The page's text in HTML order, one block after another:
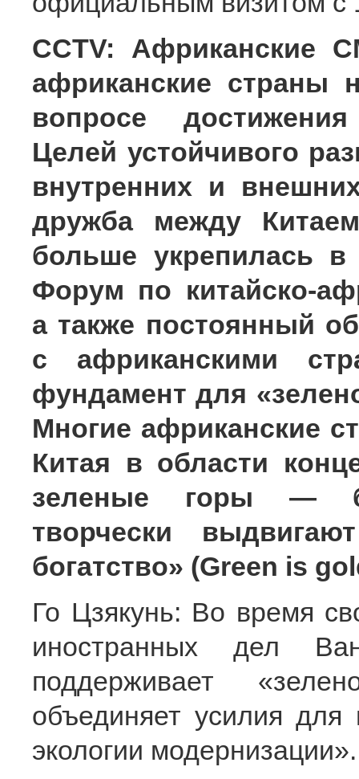
CCTV: Африканские
африканские страны
вопросе
Целей устойчивого
внутренних и
дружба между
больше укрепилась в
Форум по китайско-
а также постоянный
с африканскими
фундамент для
Многие африканские
Китая в области
зеленые горы —
творчески
богатство» (Green is
Го Цзякунь: Во время
иностранных дел
поддерживает
объединяет усилия
экологии модернизации».